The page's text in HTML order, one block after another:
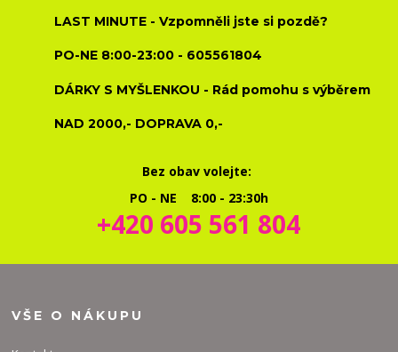
LAST MINUTE - Vzpomněli jste si pozdě?
PO-NE 8:00-23:00 - 605561804
DÁRKY S MYŠLENKOU - Rád pomohu s výběrem
NAD 2000,- DOPRAVA 0,-
Bez obav volejte:
PO - NE 8:00 - 23:30h
+420 605 561 804
VŠE O NÁKUPU